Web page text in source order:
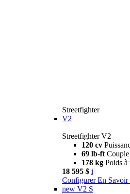
Streetfighter
V2
Streetfighter V2
120 cv
69 lb-ft Couple
178 kg Poids à
18 595 $ i
Configurer En Savoir
new V2 S